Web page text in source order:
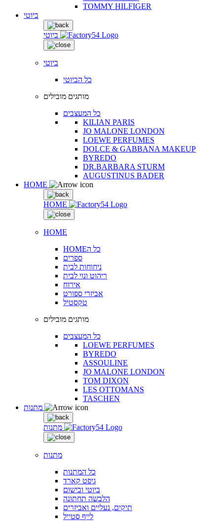
TOMMY HILFIGER
ביוטי
ביוטי
ביוטי
כל הביוטי
מותגים מובילים
כל המעצבים
KILIAN PARIS
JO MALONE LONDON
LOEWE PERFUMES
DOLCE & GABBANA MAKEUP
BYREDO
DR.BARBARA STURM
AUGUSTINUS BADER
HOME
HOME
HOME
HOMEכל ה
ספרים
ניחוחות לבית
ריהוט ונוי לבית
אירוח
אביזרי ספורט
טקסטיל
מותגים מובילים
כל המעצבים
LOEWE PERFUMES
BYREDO
ASSOULINE
JO MALONE LONDON
TOM DIXON
LES OTTOMANS
TASCHEN
מתנות
מתנות
כל המתנות
גיפט קארד
ביוטי ובישום
הלבשה תחתונה
תיקים, נעליים ואביזרים
לייף סטייל